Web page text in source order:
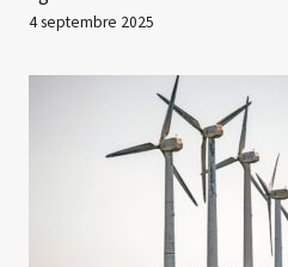
4 septembre 2025